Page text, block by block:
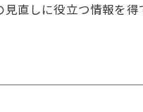
直しに役立つ情報を